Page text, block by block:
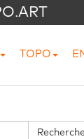
TOPO